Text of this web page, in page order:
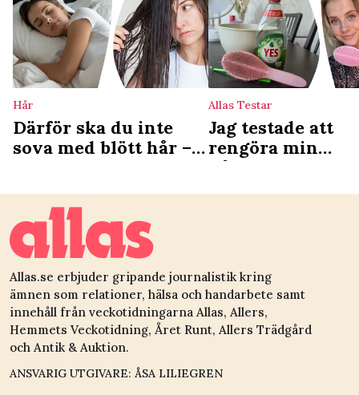
Hår
Därför ska du inte
sova med blött hår –
Allas Testar
Jag testade att
rengöra min
hårborste med
Allas.se erbjuder gripande journalistik kring
ämnen som relationer, hälsa och handarbete samt
innehåll från veckotidningarna Allas, Allers,
Hemmets Veckotidning, Året Runt, Allers Trädgård
och Antik & Auktion.
ANSVARIG UTGIVARE: ÅSA LILIEGREN